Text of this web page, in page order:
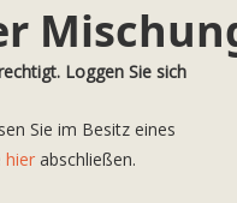
Loggen Sie sich
Sie im Besitz eines
hier abschließen.